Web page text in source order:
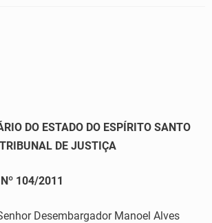
DO ESTADO DO ESPÍRITO SANTO
TRIBUNAL DE JUSTIÇA
104/2011
Desembargador Manoel Alves